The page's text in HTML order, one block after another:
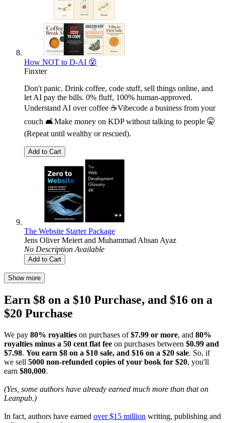
How NOT to D-AI 😵
Finxter
Don't panic. Drink coffee, code stuff, sell things online, and
let AI pay the bills. 0% fluff, 100% human-approved.
Understand AI over coffee ☕Vibecode a business from your
couch 🛋️Make money on KDP without talking to people 🤫
(Repeat until wealthy or rescued).
Add to Cart
The Website Starter Package
Jens Oliver Meiertand Muhammad Ahsan Ayaz
No Description Available
Add to Cart
Show more
Earn $8 on a $10 Purchase, and $16 on a
$20 Purchase
We pay 80% royalties on purchases of$7.99 or more, and 80%
royalties minus a 50 cent flat fee on purchases between $0.99 and
$7.98. You earn $8 on a $10 sale, and $16 on a $20 sale. So, if
we sell 5000 non-refunded copies of your book for $20, you'll
earn $80,000.
(Yes, some authors have already earned much more than that on
Leanpub.)
In fact, authors have earned over $15 million writing, publishing and